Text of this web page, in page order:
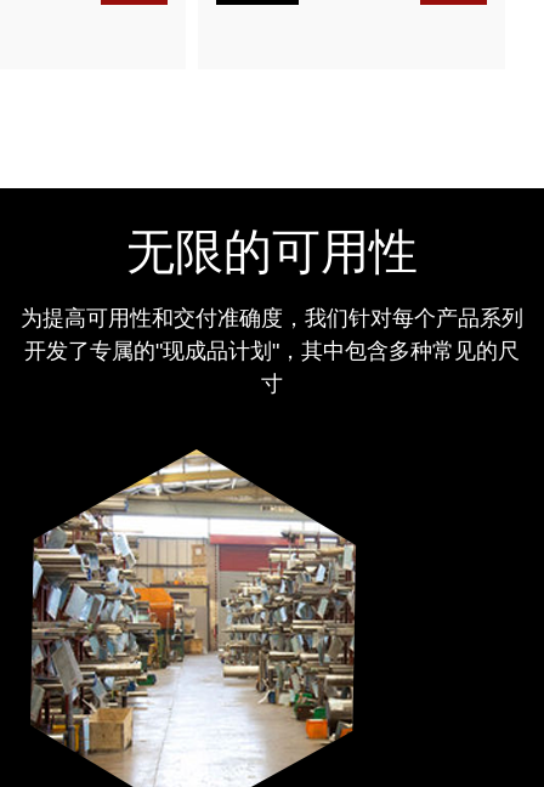
无限的可用性
为提高可用性和交付准确度，我们针对每个产品系列
开发了专属的"现成品计划"，其中包含多种常见的尺
寸